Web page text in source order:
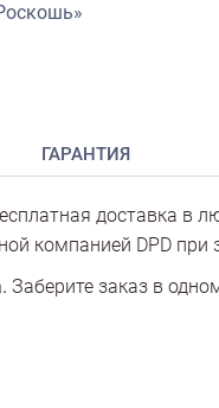
ГАРАНТИЯ
доставка в
компанией DPD при
Заберите заказ в